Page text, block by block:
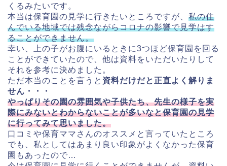
くるみたいです。
本当は保育園の見学に行きたいところですが、 私の住
んでいる地域では残念ながらコロナの影響で見学はす
ることができません。
幸い、
上の子がお腹にいるときに3つほど保育園を回る
ことができていたので、他は資料をいただいたりして
それを参考に決めました。
ただ本当のことを言うと 資料だけだと正直よく解りま
せん・・・
やっぱりその園の雰囲気や子供たち、先生の様子を実
際にみないとわからないことが多いなと保育園の見学
に行ってみて思いました。
口コミや保育ママさんのオススメと言っていたところ
でも、 私としてはあまり良い印象がよくなかった保育
園もあったので…